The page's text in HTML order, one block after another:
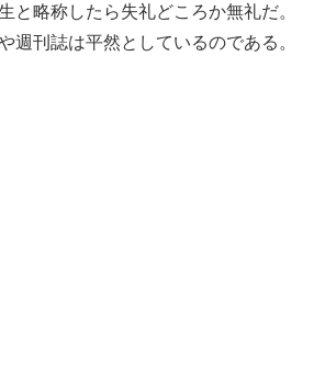
と略称したら失礼どころか無礼だ。
週刊誌は平然としているのである。